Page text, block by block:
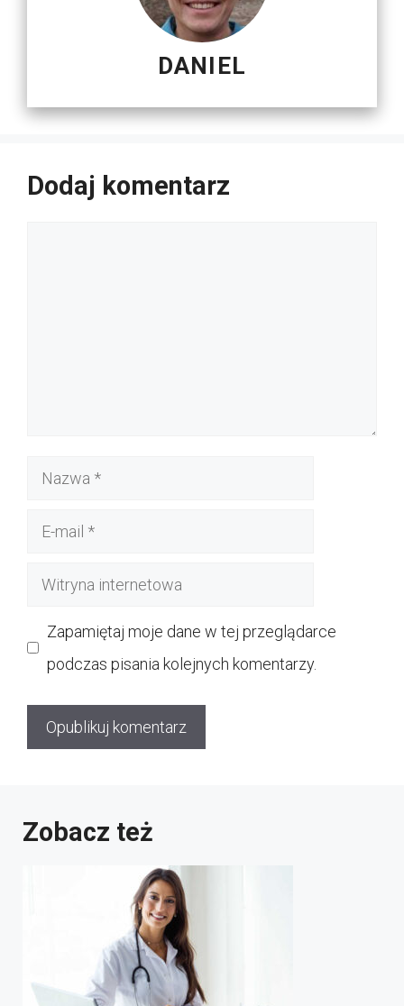
DANIEL
Dodaj komentarz
Nazwa
Witryna
Zapamiętaj moje dane w tej przeglądarce
podczas pisania kolejnych komentarzy.
Zobacz też